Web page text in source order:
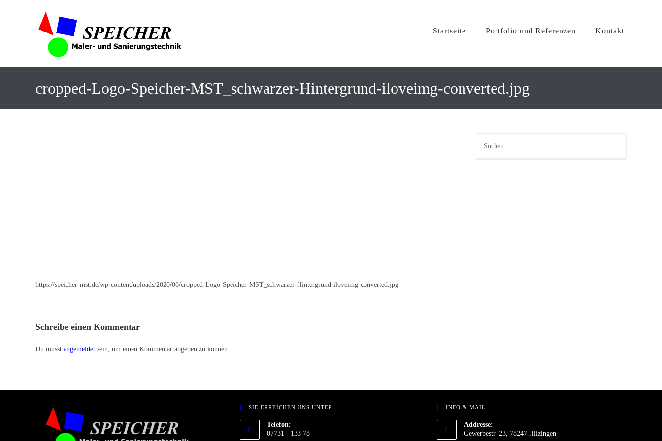
Startseite Portfolio und Referenzen Kontakt
cropped-Logo-Speicher-MST_schwarzer-Hintergrund-iloveimg-converted.jpg
https://speicher-mst.de/wp-content/uploads/2020/06/cropped-Logo-Speicher-MST_schwarzer-Hintergrund-iloveimg-converted.jpg
Schreibe einen Kommentar
Du musst angemeldet sein, um einen Kommentar abgeben zu können.
SIE ERREICHEN UNS UNTER
Telefon:
07731 - 133 78
INFO & MAIL
Addresse:
Gewerbestr. 23, 78247 Hilzingen